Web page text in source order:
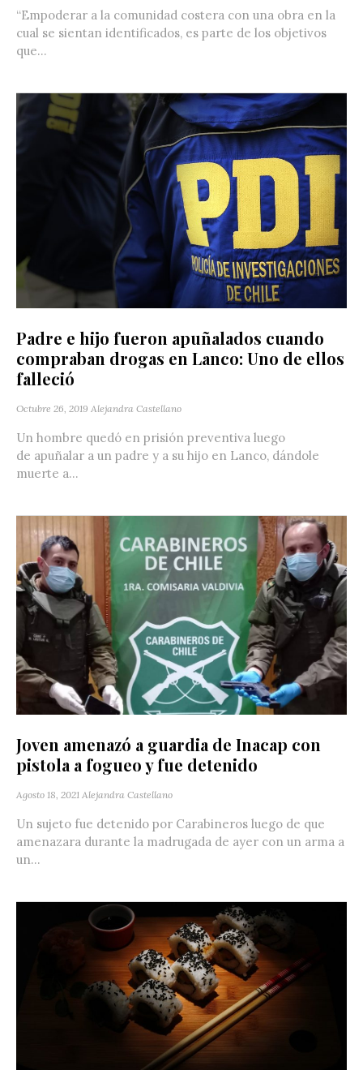
“Empoderar a la comunidad costera con una obra en la
cual se sientan identificados, es parte de los objetivos
que...
Padre e hijo fueron apuñalados cuando
compraban drogas en Lanco: Uno de ellos
falleció
Octubre 26, 2019 Alejandra Castellano
Un hombre quedó en prisión preventiva luego
de apuñalar a un padre y a su hijo en Lanco, dándole
muerte a...
Joven amenazó a guardia de Inacap con
pistola a fogueo y fue detenido
Agosto 18, 2021 Alejandra Castellano
Un sujeto fue detenido por Carabineros luego de que
amenazara durante la madrugada de ayer con un arma a
un...